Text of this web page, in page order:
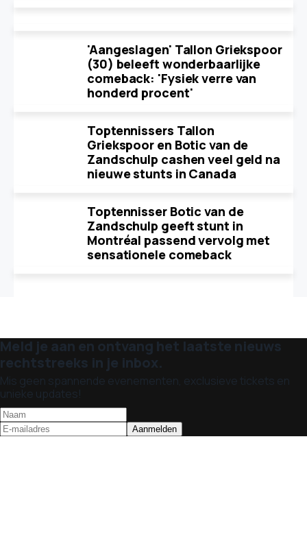
'Aangeslagen' Tallon Griekspoor
(30) beleeft wonderbaarlijke
comeback: 'Fysiek verre van
honderd procent'
Toptennissers Tallon
Griekspoor en Botic van de
Zandschulp cashen veel geld na
nieuwe stunts in Canada
Toptennisser Botic van de
Zandschulp geeft stunt in
Montréal passend vervolg met
sensationele comeback
Meld je aan en ontvang het laatste nieuws
rechtstreeks in je inbox.
Mis geen spannende evenementen, exclusieve tickets en
unieke updates!